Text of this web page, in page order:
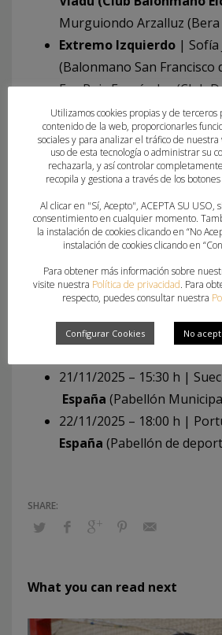
Murguiondo Arzalluz (Bera
Extremo Izquierdo | Sofía
(Balonmano San Francisco
Eva Ruiz Fernández (Club
Balonmano Leganés).
Pivote| Martina Villalva
Balonmano Málaga Costa
Palomero Pérez (Club
Morvedre) y Ainoa Ponce
Balonmano Granollers).
Los horarios de los encuentros
siguientes:
España(Pabellón
21/11/2025 – 15:30 h |
España (Pabellón
22/11/2025 – 18:00 h |
España (Pabellón de
What you can read next
Utilizamos cookies propias y de terceros
contenido de la web, proporcionarles
sociales y para analizar el tráfico de
uso de esta tecnología o administrar su
rechazarla, y así controlar
recopila y gestiona a través de los
Al clicar en "Sí, Acepto", ACEPTA SU
consentimiento en cualquier momento.
la instalación de cookies clicando en “No
instalación de cookies clicando en
Para obtener más información sobre
visite nuestra Política de privacidad. Para
respecto, puedes consultar nuestra
Configurar Cookies No